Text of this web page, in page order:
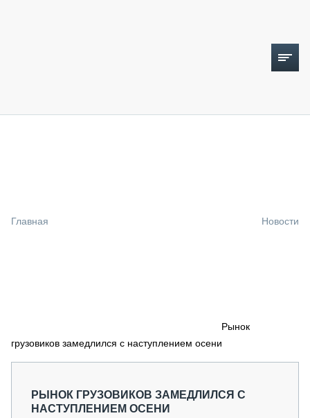
СПЕЦПРОЕКТЫ
О ПРОЕКТЕ
Главная Новости
Рынок
грузовиков замедлился с наступлением осени
РЫНОК ГРУЗОВИКОВ ЗАМЕДЛИЛСЯ С
НАСТУПЛЕНИЕМ ОСЕНИ